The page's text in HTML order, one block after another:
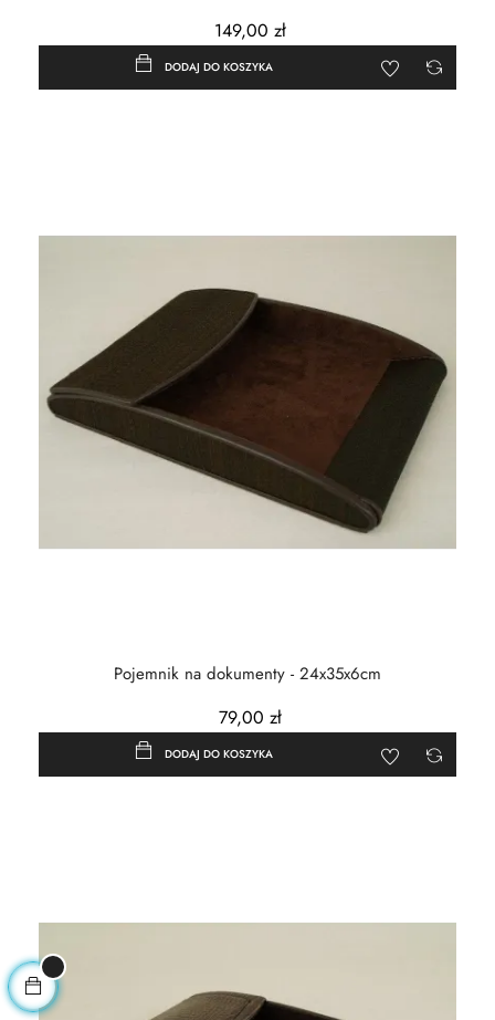
149,00 zł
DODAJ DO KOSZYKA
Pojemnik na dokumenty - 24x35x6cm
79,00 zł
DODAJ DO KOSZYKA